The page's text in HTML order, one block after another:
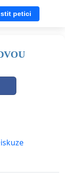
petici